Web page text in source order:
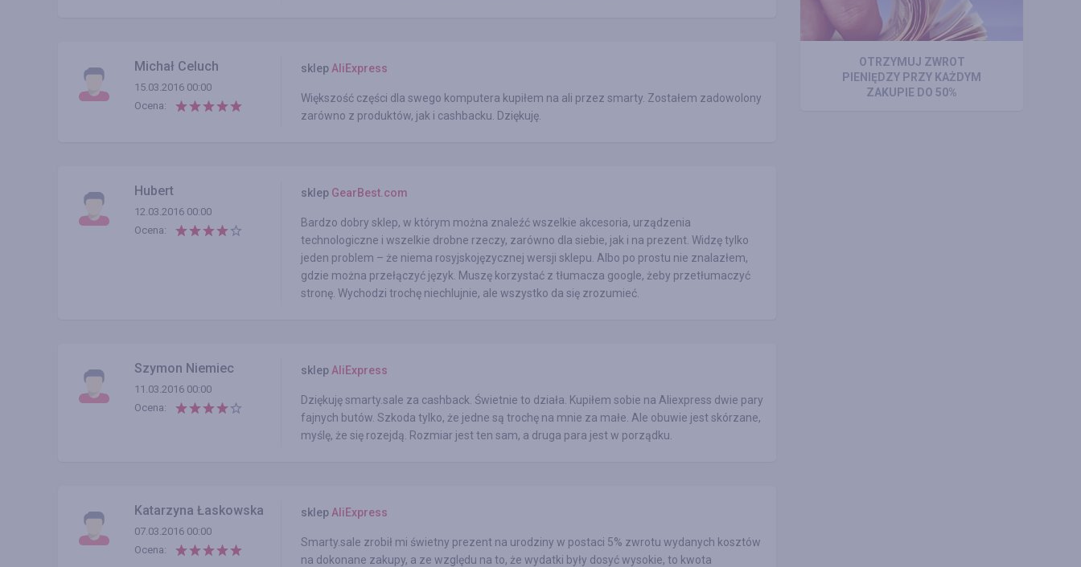
OTRZYMUJ ZWROT
PIENIĘDZY PRZY KAŻDYM
ZAKUPIE DO 50%
Michał Celuch
15.03.2016 00:00
Ocena:
sklep AliExpress
Większość części dla swego komputera kupiłem na ali przez smarty. Zostałem zadowolony
zarówno z produktów, jak i cashbacku. Dziękuję.
Hubert
12.03.2016 00:00
Ocena:
sklep GearBest.com
Bardzo dobry sklep, w którym można znaleźć wszelkie akcesoria, urządzenia
technologiczne i wszelkie drobne rzeczy, zarówno dla siebie, jak i na prezent. Widzę tylko
jeden problem – że niema rosyjskojęzycznej wersji sklepu. Albo po prostu nie znalazłem,
gdzie można przełączyć język. Muszę korzystać z tłumacza google, żeby przetłumaczyć
stronę. Wychodzi trochę niechlujnie, ale wszystko da się zrozumieć.
Szymon Niemiec
11.03.2016 00:00
Ocena:
sklep AliExpress
Dziękuję smarty.sale za cashback. Świetnie to działa. Kupiłem sobie na Aliexpress dwie pary
fajnych butów. Szkoda tylko, że jedne są trochę na mnie za małe. Ale obuwie jest skórzane,
myślę, że się rozejdą. Rozmiar jest ten sam, a druga para jest w porządku.
Katarzyna Łaskowska
07.03.2016 00:00
Ocena:
sklep AliExpress
Smarty.sale zrobił mi świetny prezent na urodziny w postaci 5% zwrotu wydanych kosztów
na dokonane zakupy, a ze względu na to, że wydatki były dosyć wysokie, to kwota